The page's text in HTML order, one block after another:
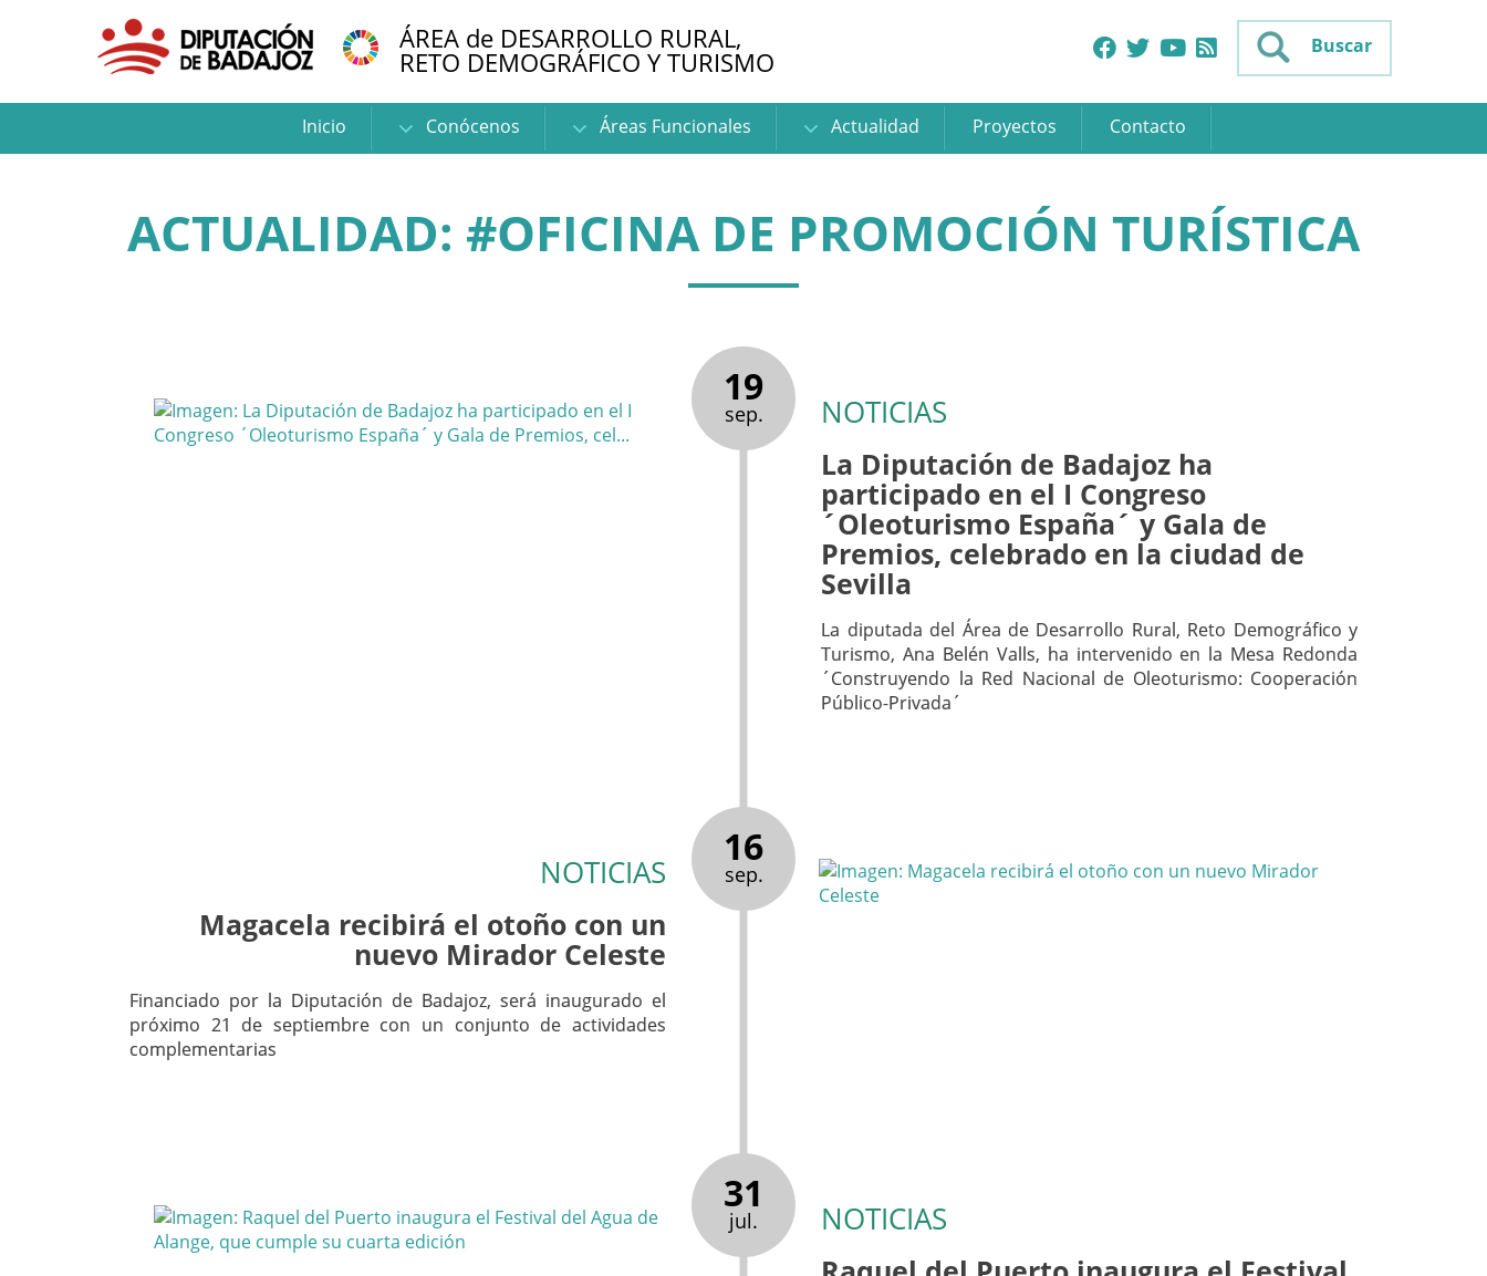
ÁREA de DESARROLLO RURAL,
RETO DEMOGRÁFICO Y TURISMO Buscar
Inicio Conócenos Áreas Funcionales Actualidad Proyectos Contacto
ACTUALIDAD: #OFICINA DE PROMOCIÓN TURÍSTICA
19
sep. NOTICIAS
La Diputación de Badajoz ha
participado en el I Congreso
´Oleoturismo España´ y Gala de
Premios, celebrado en la ciudad de
Sevilla
La diputada del Área de Desarrollo Rural, Reto Demográfico y
Turismo, Ana Belén Valls, ha intervenido en la Mesa Redonda
´Construyendo la Red Nacional de Oleoturismo: Cooperación
Público-Privada´
16
sep.
NOTICIAS
Magacela recibirá el otoño con un
nuevo Mirador Celeste
Financiado por la Diputación de Badajoz, será inaugurado el
próximo 21 de septiembre con un conjunto de actividades
complementarias
31
jul. NOTICIAS